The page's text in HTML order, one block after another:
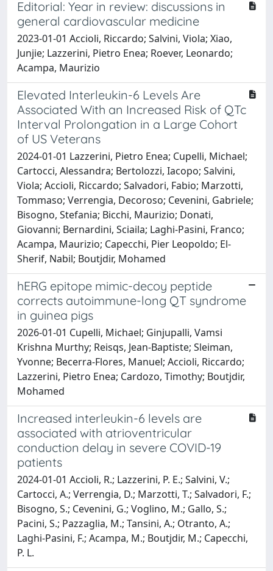
Editorial: Year in review: discussions in
general cardiovascular medicine
2023-01-01 Accioli, Riccardo; Salvini, Viola; Xiao,
Junjie; Lazzerini, Pietro Enea; Roever, Leonardo;
Acampa, Maurizio
Elevated Interleukin-6 Levels Are
Associated With an Increased Risk of QTc
Interval Prolongation in a Large Cohort
of US Veterans
2024-01-01 Lazzerini, Pietro Enea; Cupelli, Michael;
Cartocci, Alessandra; Bertolozzi, Iacopo; Salvini,
Viola; Accioli, Riccardo; Salvadori, Fabio; Marzotti,
Tommaso; Verrengia, Decoroso; Cevenini, Gabriele;
Bisogno, Stefania; Bicchi, Maurizio; Donati,
Giovanni; Bernardini, Sciaila; Laghi-Pasini, Franco;
Acampa, Maurizio; Capecchi, Pier Leopoldo; El-
Sherif, Nabil; Boutjdir, Mohamed
hERG epitope mimic-decoy peptide
corrects autoimmune-long QT syndrome
in guinea pigs
2026-01-01 Cupelli, Michael; Ginjupalli, Vamsi
Krishna Murthy; Reisqs, Jean-Baptiste; Sleiman,
Yvonne; Becerra-Flores, Manuel; Accioli, Riccardo;
Lazzerini, Pietro Enea; Cardozo, Timothy; Boutjdir,
Mohamed
Increased interleukin-6 levels are
associated with atrioventricular
conduction delay in severe COVID-19
patients
2024-01-01 Accioli, R.; Lazzerini, P. E.; Salvini, V.;
Cartocci, A.; Verrengia, D.; Marzotti, T.; Salvadori, F.;
Bisogno, S.; Cevenini, G.; Voglino, M.; Gallo, S.;
Pacini, S.; Pazzaglia, M.; Tansini, A.; Otranto, A.;
Laghi-Pasini, F.; Acampa, M.; Boutjdir, M.; Capecchi,
P. L.